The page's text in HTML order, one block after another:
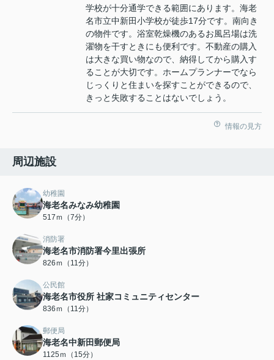
学校が十分通学できる範囲にあります。海老
名市立中新田小学校が徒歩17分です。南向き
の物件です。浴室乾燥機のあるお風呂場は洗
濯物を干すときにも便利です。不動産の購入
は大きな買い物なので、納得してから購入す
ることが大切です。ホームプランナーでなら
じっくりと住まいを探すことができるので、
きっと失敗することはないでしょう。
情報の見方
周辺施設
幼稚園
海老名みなみ幼稚園
517ｍ（7分）
消防署
海老名市消防署今里出張所
826ｍ（11分）
公民館
海老名市役所 社家コミュニティセンター
836ｍ（11分）
郵便局
海老名中新田郵便局
1125ｍ（15分）